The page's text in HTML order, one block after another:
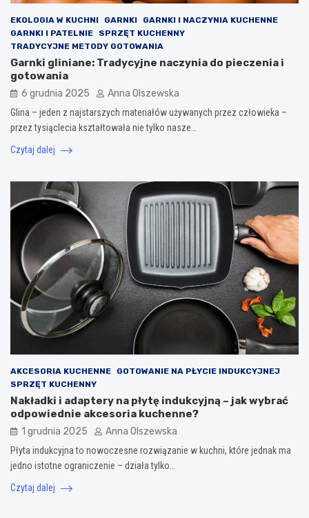
EKOLOGIA W KUCHNI GARNKI
GARNKI I NACZYNIA KUCHENNE
GARNKI I PATELNIE
SPRZĘT KUCHENNY
TRADYCYJNE METODY GOTOWANIA
Garnki gliniane: Tradycyjne naczynia do pieczenia i
gotowania
6 grudnia 2025 Anna Olszewska
Glina – jeden z najstarszych materiałów używanych przez człowieka –
przez tysiąclecia kształtowała nie tylko nasze…
Czytaj dalej
AKCESORIA KUCHENNE
GOTOWANIE NA PŁYCIE INDUKCYJNEJ
SPRZĘT KUCHENNY
Nakładki i adaptery na płytę indukcyjną – jak wybrać
odpowiednie akcesoria kuchenne?
1 grudnia 2025 Anna Olszewska
Płyta indukcyjna to nowoczesne rozwiązanie w kuchni, które jednak ma
jedno istotne ograniczenie – działa tylko…
Czytaj dalej